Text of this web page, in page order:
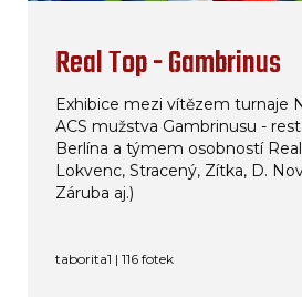
Real Top - Gambrinus
Exhibice mezi vítězem turnaje
ACS mužstva Gambrinusu -
Berlína a týmem osobností
Lokvenc, Stracený, Zítka, D.
Záruba aj.)
taborita1 | 116 fotek